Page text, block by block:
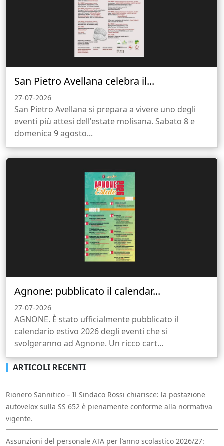
San Pietro Avellana celebra il...
27-07-2026
San Pietro Avellana si prepara a vivere uno degli
eventi più attesi dell'estate molisana. Sabato 8 e
domenica 9 agosto...
Agnone: pubblicato il calendar...
27-07-2026
AGNONE. È stato ufficialmente pubblicato il
calendario estivo 2026 degli eventi che si
svolgeranno ad Agnone. Un ricco cart...
ARTICOLI RECENTI
Rionero Sannitico – Il Sindaco Rossi chiarisce: la postazione
autovelox sulla SS 652 è pienamente conforme alla normativa
vigente.
Assunzioni del personale ATA per l’anno scolastico 2026/27: